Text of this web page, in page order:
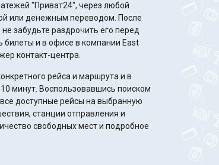
"Приват24", через любой
денежным переводом. После
забудьте раздрочить его перед
билеты и в офисе в компании East
контакт-центра.
рейса и маршрута и в
поиском
доступные рейсы на выбранную
станции отправления и
свободных мест и подробное